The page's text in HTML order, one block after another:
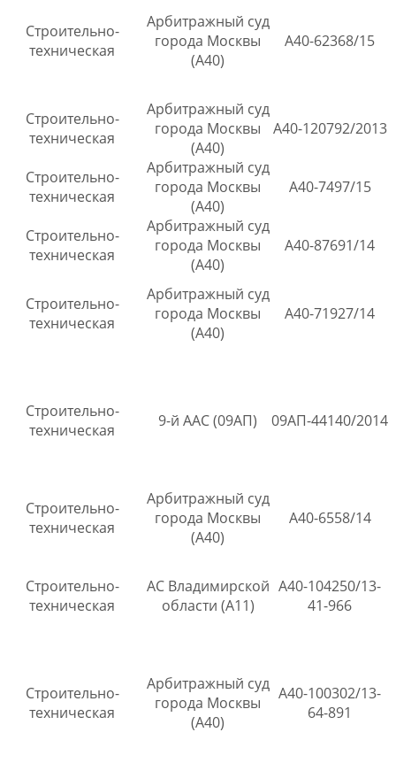
Строительно-
техническая
Арбитражный суд
города Москвы
(А40)
А40-62368/15
Строительно-
техническая
Арбитражный суд
города Москвы
(А40)
А40-120792/2013
Строительно-
техническая
Арбитражный суд
города Москвы
(А40)
А40-7497/15
Строительно-
техническая
Арбитражный суд
города Москвы
(А40)
А40-87691/14
Строительно-
техническая
Арбитражный суд
города Москвы
(А40)
А40-71927/14
Строительно-
техническая
9-й ААС (09АП) 09АП-44140/2014
Строительно-
техническая
Арбитражный суд
города Москвы
(А40)
А40-6558/14
Строительно-
техническая
АС Владимирской
области (А11)
А40-104250/13-
41-966
Строительно-
техническая
Арбитражный суд
города Москвы
(А40)
А40-100302/13-
64-891